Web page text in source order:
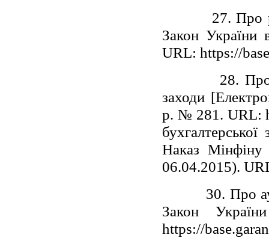
27. Про
Закон
URL: https://
28. Про
заходи
р. № 281. URL:
Наказ
06.04.2015).
30. Про
Закон
https://